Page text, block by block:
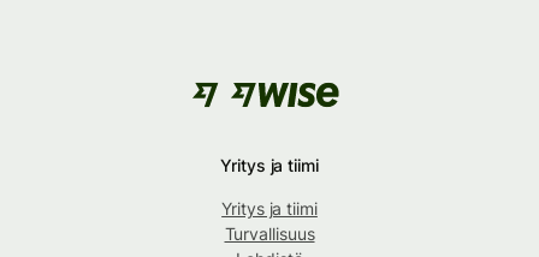
Yritys ja tiimi
Yritys ja tiimi
Turvallisuus